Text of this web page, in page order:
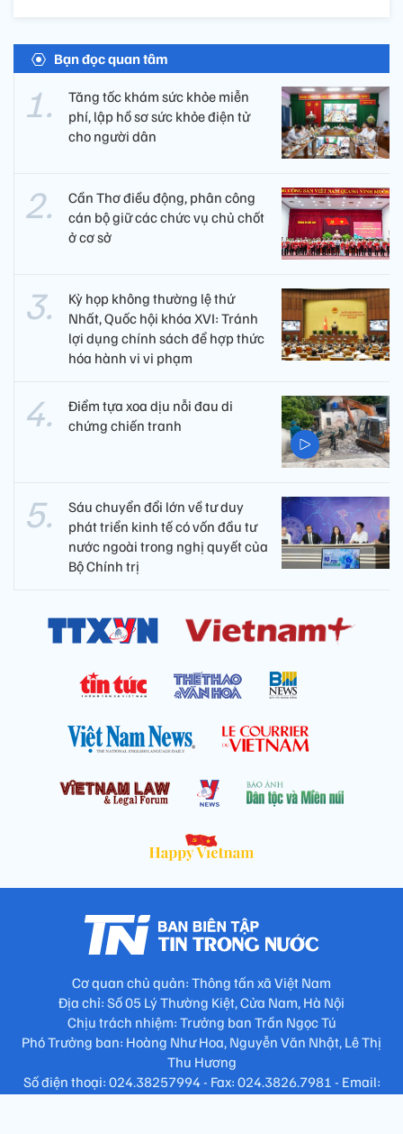
Bạn đọc quan tâm
Tăng tốc khám sức khỏe miễn
phí, lập hồ sơ sức khỏe điện tử
cho người dân
Cần Thơ điều động, phân công
cán bộ giữ các chức vụ chủ chốt
ở cơ sở
Kỳ họp không thường lệ thứ
Nhất, Quốc hội khóa XVI: Tránh
lợi dụng chính sách để hợp thức
hóa hành vi vi phạm
Điểm tựa xoa dịu nỗi đau di
chứng chiến tranh
Sáu chuyển đổi lớn về tư duy
phát triển kinh tế có vốn đầu tư
nước ngoài trong nghị quyết của
Bộ Chính trị
Cơ quan chủ quản: Thông tấn xã Việt Nam
Địa chỉ: Số 05 Lý Thường Kiệt, Cửa Nam, Hà Nội
Chịu trách nhiệm: Trưởng ban Trần Ngọc Tú
Phó Trưởng ban: Hoàng Như Hoa, Nguyễn Văn Nhật, Lê Thị
Thu Hương
Số điện thoại: 024.38257994 - Fax: 024.3826.7981 - Email: